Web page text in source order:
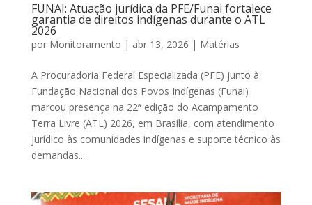
FUNAI: Atuação jurídica da PFE/Funai fortalece
garantia de direitos indígenas durante o ATL
2026
por Monitoramento | abr 13, 2026 | Matérias
A Procuradoria Federal Especializada (PFE) junto à
Fundação Nacional dos Povos Indígenas (Funai)
marcou presença na 22ª edição do Acampamento
Terra Livre (ATL) 2026, em Brasília, com atendimento
jurídico às comunidades indígenas e suporte técnico às
demandas...